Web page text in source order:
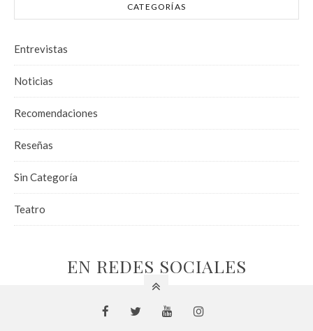
CATEGORÍAS
Entrevistas
Noticias
Recomendaciones
Reseñas
Sin Categoría
Teatro
EN REDES SOCIALES